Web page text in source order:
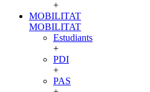
+
MOBILITAT
MOBILITAT
Estudiants
+
PDI
+
PAS